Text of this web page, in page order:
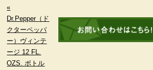
«
Dr.Pepper（ド
クターペッパ
ー）ヴィンテ
ージ 12 FL.
OZS. ボトル